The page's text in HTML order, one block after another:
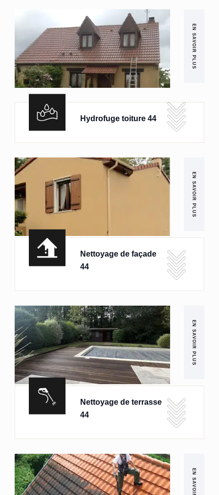
EN SAVOIR PLUS
Hydrofuge toiture 44
EN SAVOIR PLUS
Nettoyage de façade
44
EN SAVOIR PLUS
Nettoyage de terrasse
44